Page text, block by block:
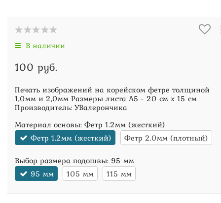
В наличии
100 руб.
Печать изображений на корейском фетре толщиной
1,0мм и 2,0мм Размеры листа А5 - 20 см х 15 см
Производитель: УВалерончика
Материал основы: Фетр 1.2мм (жесткий)
Фетр 1.2мм (жесткий)
Фетр 2.0мм (плотный)
Выбор размера подошвы: 95 мм
95 мм
105 мм 115 мм